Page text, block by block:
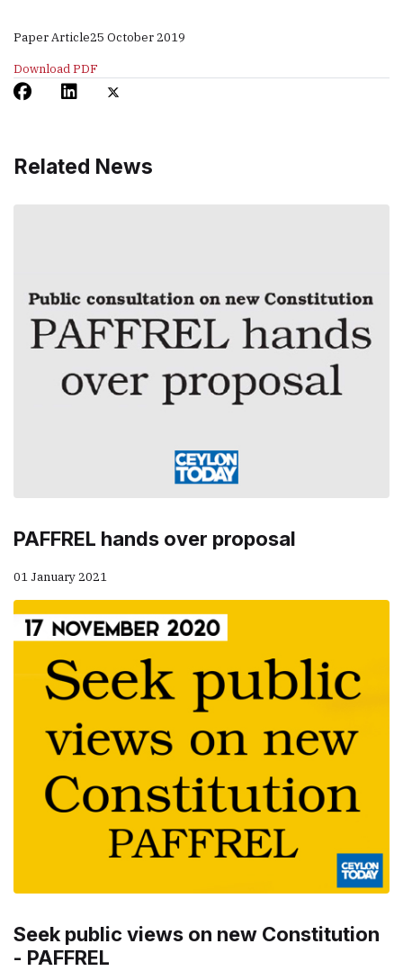
Paper Article25 October 2019
Download PDF
Related News
PAFFREL hands over proposal
01 January 2021
Seek public views on new Constitution
- PAFFREL